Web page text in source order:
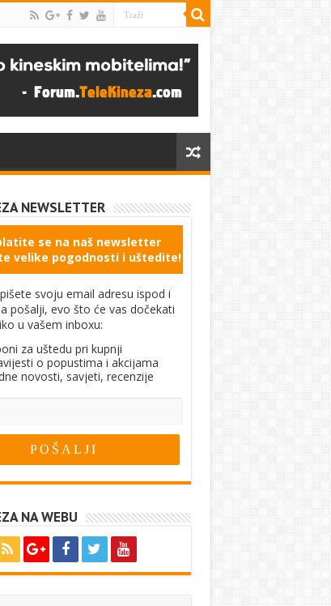
NEWSLETTER
se na naš newsletter
velike pogodnosti i uštedite!
svoju email adresu ispod i
pošalji, evo što će vas dočekati
u vašem inboxu:
za uštedu pri kupnji
o popustima i akcijama
novosti, savjeti, recenzije
NA WEBU